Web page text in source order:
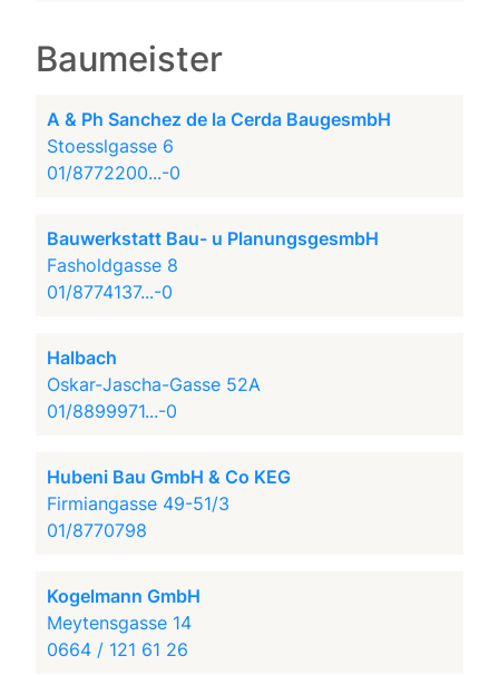
Baumeister
A & Ph Sanchez de la Cerda BaugesmbH
Stoesslgasse 6
01/8772200...-0
Bauwerkstatt Bau- u PlanungsgesmbH
Fasholdgasse 8
01/8774137...-0
Halbach
Oskar-Jascha-Gasse 52A
01/8899971...-0
Hubeni Bau GmbH & Co KEG
Firmiangasse 49-51/3
01/8770798
Kogelmann GmbH
Meytensgasse 14
0664 / 121 61 26